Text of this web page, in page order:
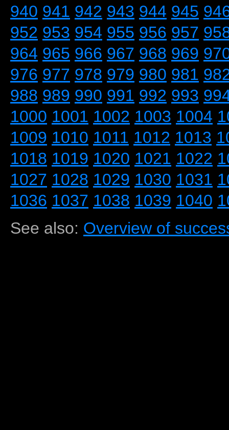
940 941 942 943 944 945
952 953 954 955 956 957
964 965 966 967 968 969
976 977 978 979 980 981
988 989 990 991 992 993
1000 1001 1002 1003 1004
1009 1010 1011 1012 1013
1018 1019 1020 1021 1022
1027 1028 1029 1030 1031
1036 1037 1038 1039 1040
See also: Overview of